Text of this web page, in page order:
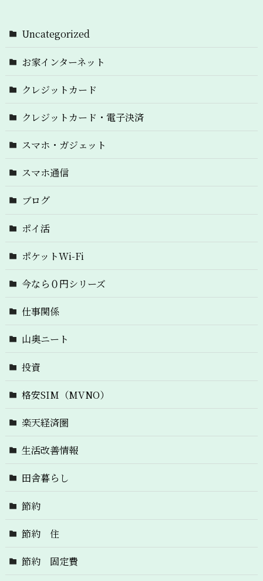
Uncategorized
お家インターネット
クレジットカード
クレジットカード・電子決済
スマホ・ガジェット
スマホ通信
ブログ
ポイ活
ポケットWi-Fi
今なら０円シリーズ
仕事関係
山奥ニート
投資
格安SIM（MVNO）
楽天経済圏
生活改善情報
田舎暮らし
節約
節約 住
節約 固定費